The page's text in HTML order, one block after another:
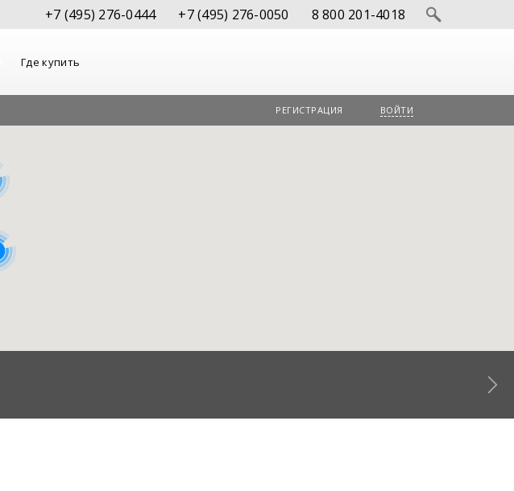
+7 (495) 276-0444 +7 (495) 276-0050 8 800 201-4018
Где купить
РЕГИСТРАЦИЯ ВОЙТИ